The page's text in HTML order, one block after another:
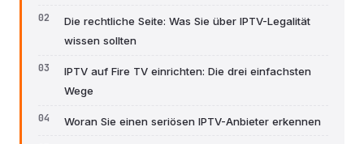
Die rechtliche Seite: Was Sie über IPTV-Legalität
wissen sollten
IPTV auf Fire TV einrichten: Die drei einfachsten
Wege
Woran Sie einen seriösen IPTV-Anbieter erkennen